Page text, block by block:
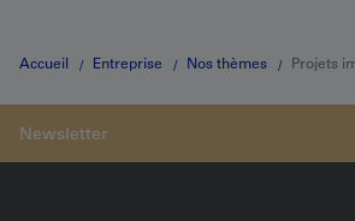
Accueil Entreprise Nos thèmes Projets